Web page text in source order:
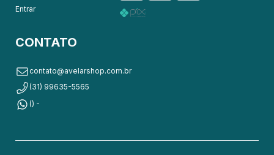
Entrar
CONTATO
contato@avelarshop.com.br
(31) 99635-5565
() -